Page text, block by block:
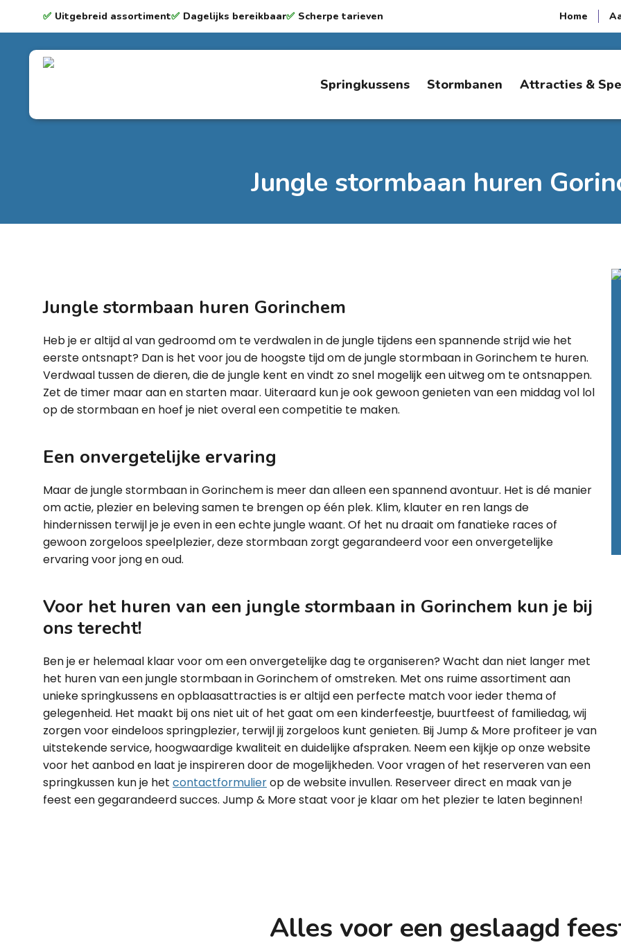
✅ Uitgebreid assortiment✅ Dagelijks bereikbaar✅ Scherpe tarieven Home
Springkussens Stormbanen Attracties &
Jungle stormbaan huren
Jungle stormbaan huren Gorinchem
Heb je er altijd al van gedroomd om te verdwalen in de jungle tijdens een spannende strijd wie het
eerste ontsnapt? Dan is het voor jou de hoogste tijd om de jungle stormbaan in Gorinchem te huren.
Verdwaal tussen de dieren, die de jungle kent en vindt zo snel mogelijk een uitweg om te ontsnappen.
Zet de timer maar aan en starten maar. Uiteraard kun je ook gewoon genieten van een middag vol lol
op de stormbaan en hoef je niet overal een competitie te maken.
Een onvergetelijke ervaring
Maar de jungle stormbaan in Gorinchem is meer dan alleen een spannend avontuur. Het is dé manier
om actie, plezier en beleving samen te brengen op één plek. Klim, klauter en ren langs de
hindernissen terwijl je je even in een echte jungle waant. Of het nu draait om fanatieke races of
gewoon zorgeloos speelplezier, deze stormbaan zorgt gegarandeerd voor een onvergetelijke
ervaring voor jong en oud.
Voor het huren van een jungle stormbaan in Gorinchem kun je bij
ons terecht!
Ben je er helemaal klaar voor om een onvergetelijke dag te organiseren? Wacht dan niet langer met
het huren van een jungle stormbaan in Gorinchem of omstreken. Met ons ruime assortiment aan
unieke springkussens en opblaasattracties is er altijd een perfecte match voor ieder thema of
gelegenheid. Het maakt bij ons niet uit of het gaat om een kinderfeestje, buurtfeest of familiedag, wij
zorgen voor eindeloos springplezier, terwijl jij zorgeloos kunt genieten. Bij Jump & More profiteer je van
uitstekende service, hoogwaardige kwaliteit en duidelijke afspraken. Neem een kijkje op onze website
voor het aanbod en laat je inspireren door de mogelijkheden. Voor vragen of het reserveren van een
springkussen kun je het contactformulierop de website invullen. Reserveer direct en maak van je
feest een gegarandeerd succes. Jump & More staat voor je klaar om het plezier te laten beginnen!
Alles voor een geslaagd